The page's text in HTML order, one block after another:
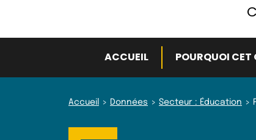
ACCUEIL POURQUOI CET
Accueil Données Secteur : Éducation